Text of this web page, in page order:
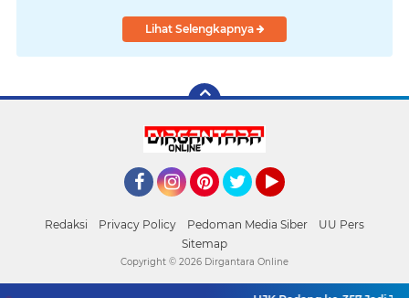
Lihat Selengkapnya
Redaksi Privacy Policy Pedoman Media Siber
UU Pers
Sitemap
Copyright © 2026 Dirgantara Online